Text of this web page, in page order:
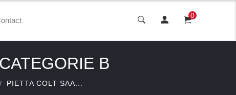
0
B
PIETTA COLT SAA...